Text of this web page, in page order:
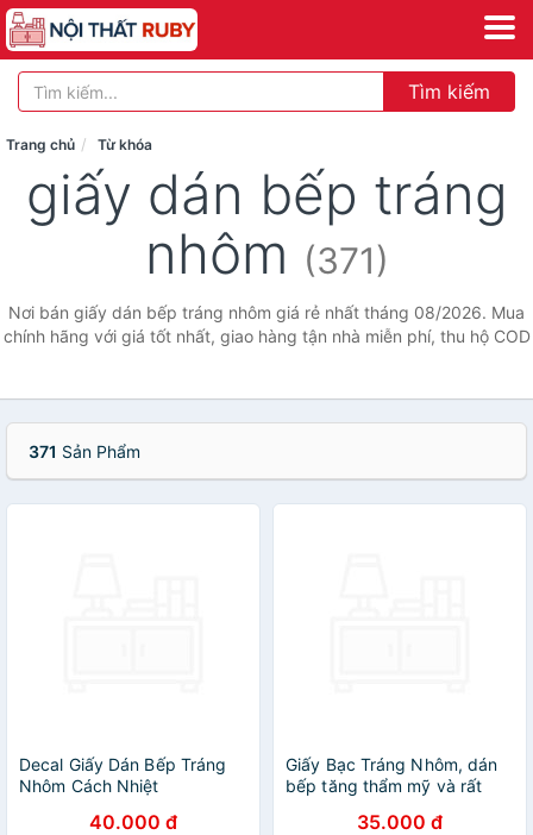
Tìm kiếm
Trang chủ Từ khóa
giấy dán bếp tráng
nhôm (371)
Nơi bán giấy dán bếp tráng nhôm giá rẻ nhất tháng 08/2026. Mua
chính hãng với giá tốt nhất, giao hàng tận nhà miễn phí, thu hộ COD
371 Sản Phẩm
Decal Giấy Dán Bếp Tráng
Nhôm Cách Nhiệt
40.000 đ
Giấy Bạc Tráng Nhôm, dán
bếp tăng thẩm mỹ và rất
35.000 đ